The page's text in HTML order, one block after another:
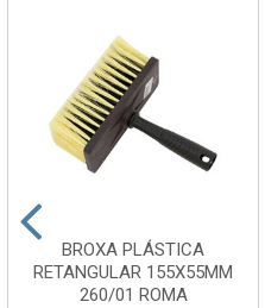
BROXA PLÁSTICA
RETANGULAR 155X55MM
260/01 ROMA